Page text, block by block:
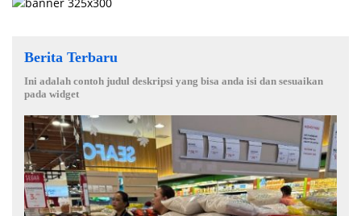
Berita Terbaru
Ini adalah contoh judul deskripsi yang bisa anda isi dan sesuaikan
pada widget